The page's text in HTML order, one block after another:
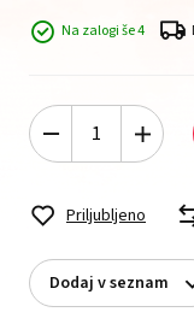
Na zalogi še 4
Priljubljeno
Dodaj v seznam